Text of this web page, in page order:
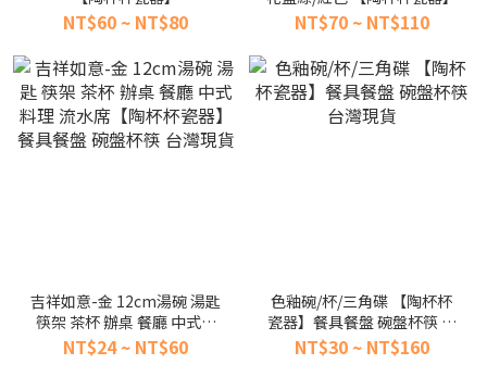
NT$60 ~ NT$80 NT$70 ~ NT$110
吉祥如意-金 12cm湯碗 湯匙
筷架 茶杯 辦桌 餐廳 中式料
理 流水席【陶杯杯瓷器】餐
具餐盤 碗盤杯筷 台灣現貨
NT$24 ~ NT$60
色釉碗/杯/三角碟 【陶杯杯
瓷器】餐具餐盤 碗盤杯筷 台
灣現貨
NT$30 ~ NT$160